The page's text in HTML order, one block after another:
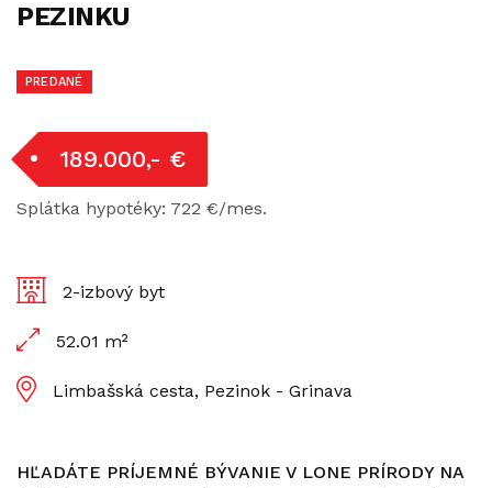
PEZINKU
PREDANÉ
189.000,- €
Splátka hypotéky: 722 €/mes.
2-izbový byt
52.01 m²
Limbašská cesta, Pezinok - Grinava
HĽADÁTE PRÍJEMNÉ BÝVANIE V LONE PRÍRODY NA